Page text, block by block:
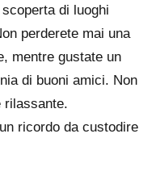
di luoghi
perderete mai una
mentre gustate un
di buoni amici. Non
rilassante.
ricordo da custodire